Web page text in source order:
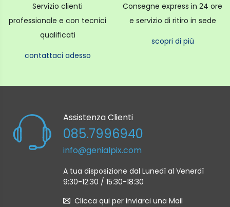
Servizio clienti
professionale e con tecnici
qualificati
contattaci adesso
Consegne express in 24 ore
e servizio di ritiro in sede
scopri di più
Assistenza Clienti
085.7996940
info@genialpix.com
A tua disposizione dal Lunedì al Venerdì
9:30-12:30 / 15:30-18:30
Clicca qui per inviarci una Mail